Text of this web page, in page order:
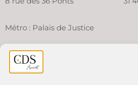
Métro : Palais de Justice
Un numéro unique
questions sur votre dossier